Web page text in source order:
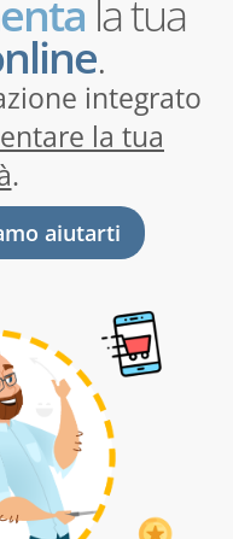
la tua
.
integrato
la tua
.
aiutarti